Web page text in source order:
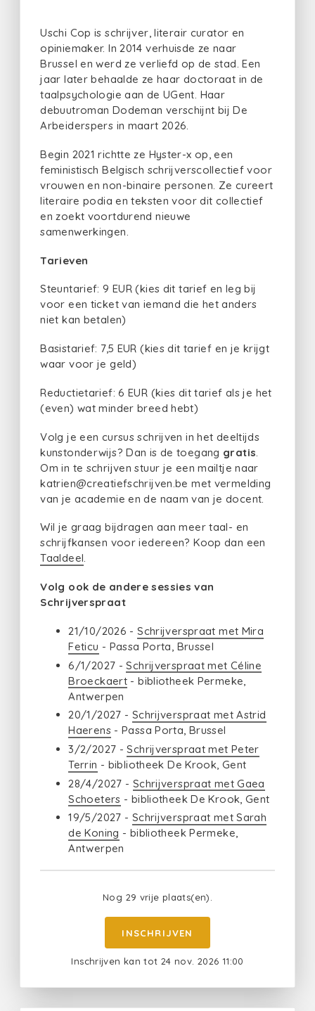
Uschi Cop is schrijver, literair curator en
opiniemaker. In 2014 verhuisde ze naar
Brussel en werd ze verliefd op de stad. Een
jaar later behaalde ze haar doctoraat in de
taalpsychologie aan de UGent. Haar
debuutroman Dodeman verschijnt bij De
Arbeiderspers in maart 2026.
​Begin 2021 richtte ze Hyster-x op, een
feministisch Belgisch schrijverscollectief voor
vrouwen en non-binaire personen. Ze cureert
literaire podia en teksten voor dit collectief
en zoekt voortdurend nieuwe
samenwerkingen.
Tarieven
Steuntarief: 9 EUR (kies dit tarief en leg bij
voor een ticket van iemand die het anders
niet kan betalen)
Basistarief: 7,5 EUR (kies dit tarief en je krijgt
waar voor je geld)
Reductietarief: 6 EUR (kies dit tarief als je het
(even) wat minder breed hebt)
Volg je een cursus schrijven in het deeltijds
kunstonderwijs? Dan is de toegang gratis
Om in te schrijven stuur je een mailtje naar
katrien@creatiefschrijven.be met vermelding
van je academie en de naam van je docent.
Wil je graag bijdragen aan meer taal- en
schrijfkansen voor iedereen? Koop dan een
Taaldeel.
Volg ook de andere sessies van
Schrijverspraat
21/10/2026 -Schrijverspraat met Mira
Feticu - Passa Porta, Brussel
6/1/2027 -Schrijverspraat met Céline
Broeckaert - bibliotheek Permeke,
Antwerpen
20/1/2027 - Schrijverspraat met Astrid
Haerens- Passa Porta, Brussel
3/2/2027 -Schrijverspraat met Peter
Terrin - bibliotheek De Krook, Gent
28/4/2027 - Schrijverspraat met Gaea
Schoeters - bibliotheek De Krook, Gent
19/5/2027 - Schrijverspraat met Sarah
de Koning - bibliotheek Permeke,
Antwerpen
Nog 29 vrije plaats(en).
INSCHRIJVEN
Inschrijven kan tot 24 nov. 2026 11:00